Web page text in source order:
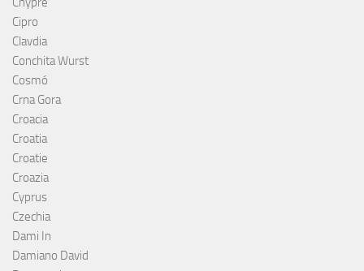
Cipro
Clavdia
Conchita Wurst
Cosmó
Crna Gora
Croacia
Croatia
Croatie
Croazia
Cyprus
Czechia
Dami In
Damiano David